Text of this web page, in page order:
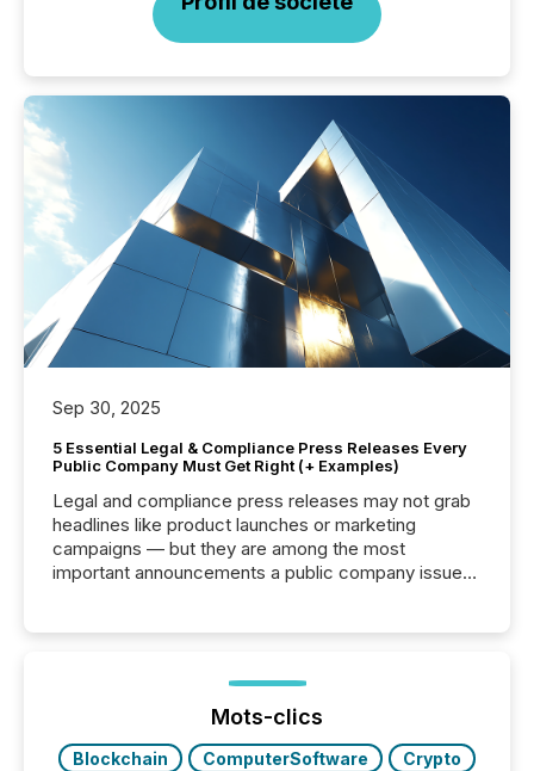
Sep 30, 2025
5 Essential Legal & Compliance Press Releases Every
Public Company Must Get Right (+ Examples)
Legal and compliance press releases may not grab
headlines like product launches or marketing
campaigns — but they are among the most
important announcements a public company issues.
highlight five critical legal and compliance press
real-world...
Mots-clics
Blockchain ComputerSoftware
Crypto